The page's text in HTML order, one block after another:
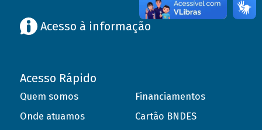
Acesso à informação
Acesso Rápido
Quem somos
Onde atuamos
Financiamentos
Cartão BNDES